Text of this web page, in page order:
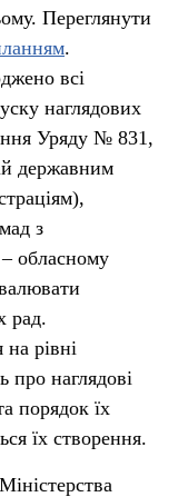
Переглянути
.
всі
наглядових
Уряду № 831,
державним
з
– обласному
рад.
рівні
про наглядові
порядок їх
їх створення.